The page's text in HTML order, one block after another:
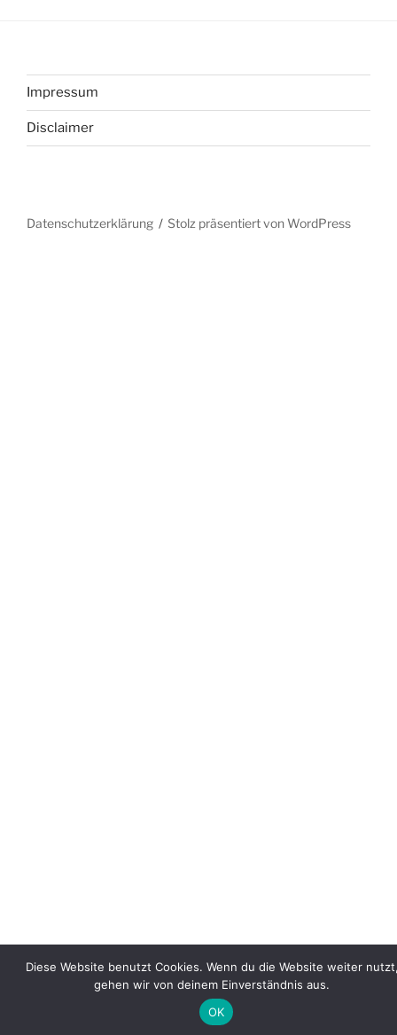
Impressum
Disclaimer
Datenschutzerklärung Stolz präsentiert von WordPress
Diese Website benutzt Cookies. Wenn du die Website weiter
gehen wir von deinem Einverständnis aus.
OK